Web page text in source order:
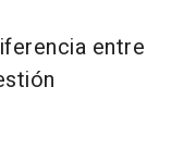
entre